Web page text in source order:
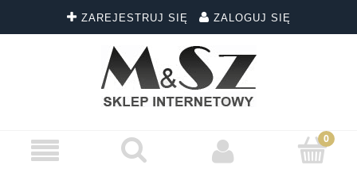
ZAREJESTRUJ SIĘ ZALOGUJ SIĘ